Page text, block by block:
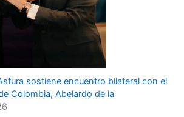
sostiene encuentro bilateral con el
Colombia, Abelardo de la